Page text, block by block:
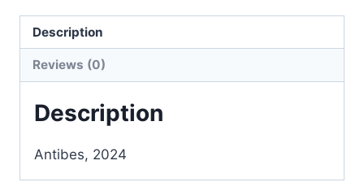
Description
Reviews (0)
Description
Antibes, 2024